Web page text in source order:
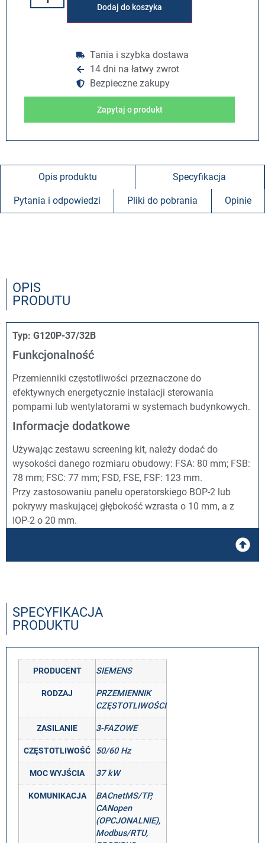
Dodaj do koszyka
Tania i szybka dostawa
14 dni na łatwy zwrot
Bezpieczne zakupy
Zapytaj o produkt
Opis produktu Specyfikacja
Pytania i odpowiedzi Pliki do pobrania Opinie
OPIS
PRODUTU
Typ: G120P-37/32B
Funkcjonalność
Przemienniki częstotliwości przeznaczone do
efektywnych energetycznie instalacji sterowania
pompami lub wentylatorami w systemach budynkowych.
Informacje dodatkowe
Używając zestawu screening kit, należy dodać do
wysokości danego rozmiaru obudowy: FSA: 80 mm; FSB:
78 mm; FSC: 77 mm; FSD, FSE, FSF: 123 mm.
Przy zastosowaniu panelu operatorskiego BOP-2 lub
pokrywy maskującej głębokość wzrasta o 10 mm, a z
IOP-2 o 20 mm.
SPECYFIKACJA
PRODUKTU
PRODUCENT SIEMENS
RODZAJ
PRZEMIENNIK
CZĘSTOTLIWOŚCI
ZASILANIE 3-FAZOWE
CZĘSTOTLIWOŚĆ 50/60 Hz
MOC WYJŚCIA 37 kW
KOMUNIKACJA
BACnetMS/TP,
CANopen
(OPCJONALNIE),
Modbus/RTU,